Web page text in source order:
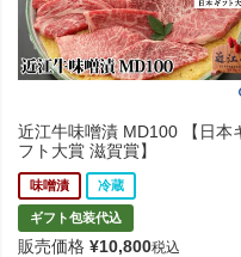
近江牛味噌漬 MD100 【日本
フト大賞 滋賀賞】
味噌漬 冷蔵
ギフト包装代込
販売価格 ¥10,800税込